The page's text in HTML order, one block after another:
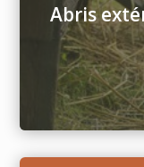
Abris